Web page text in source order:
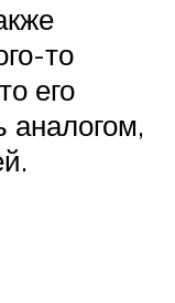
то
его
аналогом,